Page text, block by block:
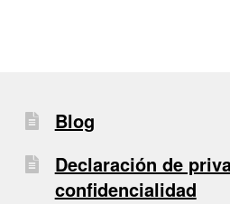
Blog
Declaración de
confidencialidad